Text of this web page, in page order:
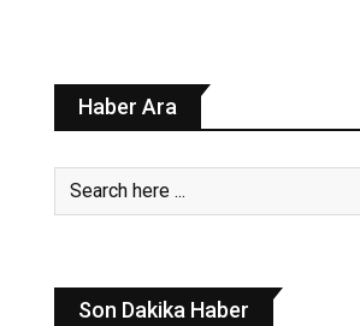
Haber Ara
Son Dakika Haber